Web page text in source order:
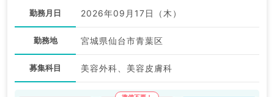
勤務月日 2026年09月17日（木）
勤務地 宮城県仙台市青葉区
募集科目 美容外科、美容皮膚科